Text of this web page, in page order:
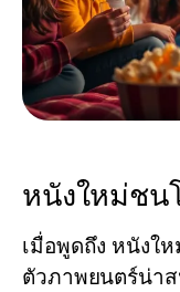
หนังใหม่ชน
เมื่อพูดถึง หนังให
ตัวภาพยนตร์น่า